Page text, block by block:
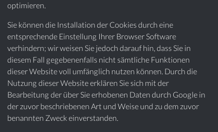
optimieren.
Sie können die Installation der Cookies durch eine
entsprechende Einstellung Ihrer Browser Software
verhindern; wir weisen Sie jedoch darauf hin, dass Sie in
diesem Fall gegebenenfalls nicht sämtliche Funktionen
dieser Website voll umfänglich nutzen können. Durch die
Nutzung dieser Website erklären Sie sich mit der
Bearbeitung der über Sie erhobenen Daten durch Google in
der zuvor beschriebenen Art und Weise und zu dem zuvor
benannten Zweck einverstanden.